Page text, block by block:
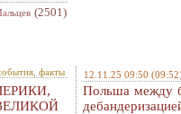
(2501)
факты 12.11.25 09:50
Польша между